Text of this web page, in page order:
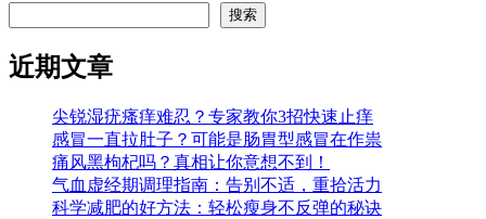
搜索
近期文章
尖锐湿疣瘙痒难忍？专家教你3招快速止痒
感冒一直拉肚子？可能是肠胃型感冒在作祟
痛风黑枸杞吗？真相让你意想不到！
气血虚经期调理指南：告别不适，重拾活力
科学减肥的好方法：轻松瘦身不反弹的秘诀